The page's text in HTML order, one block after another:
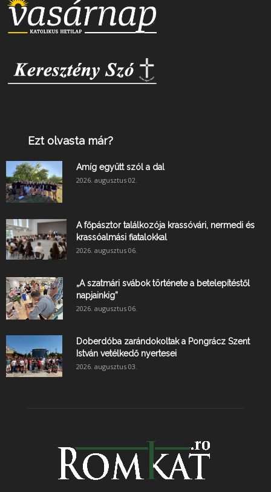
Ezt olvasta már?
Amíg együtt szól a dal
2026. augusztus 02.
A főpásztor találkozója krassóvári, nermedi és
krassóalmási fiatalokkal
2026. augusztus 06.
„A szatmári svábok története a betelepítéstől
napjainkig”
2026. augusztus 06.
Doberdóba zarándokoltak a Pongrácz Szent
István vetélkedő nyertesei
2026. augusztus 03.